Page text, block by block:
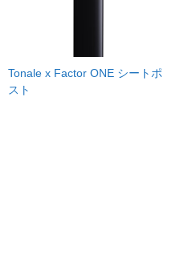
Tonale x Factor ONE シートポ
スト